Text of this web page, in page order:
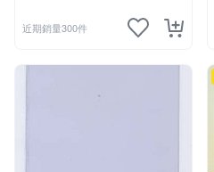
近期銷量300件